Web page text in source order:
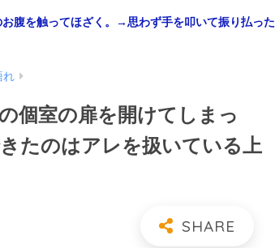
腹を触ってほざく。→思わず手を叩いて振り払った
れ
個室の扉を開けてしまっ
たのはアレを扱いている上